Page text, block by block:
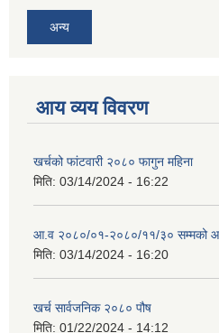
अन्य
आय व्यय विवरण
खर्चको फांटवारी २०८० फागुन महिना
मिति: 03/14/2024 - 16:22
आ.व २०८०/०१-२०८०/११/३० सम्मको
मिति: 03/14/2024 - 16:20
खर्च सार्वजनिक २०८० पौष
मिति: 01/22/2024 - 14:12